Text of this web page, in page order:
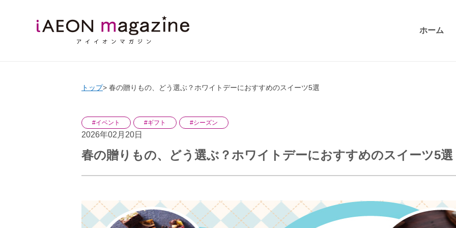
ホーム
トップ 春の贈りもの、どう選ぶ？ホワイトデーにおすすめのスイーツ5選
#イベント #ギフト #シーズン
2026年02月20日
春の贈りもの、どう選ぶ？ホワイトデーにおすすめのスイーツ5選